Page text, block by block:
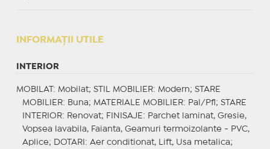
INFORMAŢII UTILE
INTERIOR
MOBILAT : Mobilat; STIL MOBILIER: Modern; STARE
MOBILIER: Buna; MATERIALE MOBILIER: Pal/Pfl; STARE
INTERIOR: Renovat; FINISAJE : Parchet laminat, Gresie,
Vopsea lavabila, Faianta, Geamuri termoizolante - PVC,
Aplice;
DOTARI : Aer conditionat, Lift, Usa metalica;